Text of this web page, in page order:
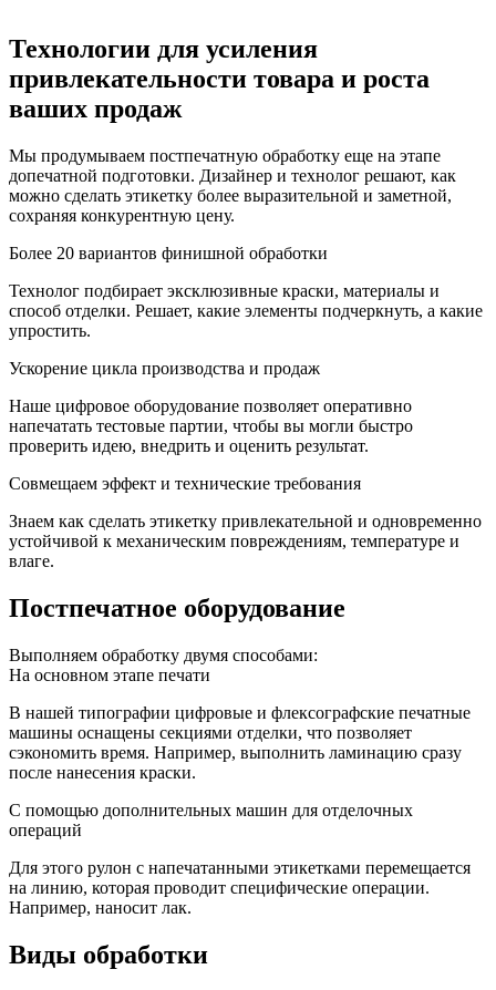
Технологии для усиления
привлекательности товара и роста
ваших продаж
Мы продумываем постпечатную обработку еще на этапе
допечатной подготовки. Дизайнер и технолог решают, как
можно сделать этикетку более выразительной и заметной,
сохраняя конкурентную цену.
Более 20 вариантов финишной обработки
Технолог подбирает эксклюзивные краски, материалы и
способ отделки. Решает, какие элементы подчеркнуть, а какие
упростить.
Ускорение цикла производства и продаж
Наше цифровое оборудование позволяет оперативно
напечатать тестовые партии, чтобы вы могли быстро
проверить идею, внедрить и оценить результат.
Совмещаем эффект и технические требования
Знаем как сделать этикетку привлекательной и одновременно
устойчивой к механическим повреждениям, температуре и
влаге.
Постпечатное оборудование
Выполняем обработку двумя способами:
На основном этапе печати
В нашей типографии цифровые и флексографские печатные
машины оснащены секциями отделки, что позволяет
сэкономить время. Например, выполнить ламинацию сразу
после нанесения краски.
С помощью дополнительных машин для отделочных
операций
Для этого рулон с напечатанными этикетками перемещается
на линию, которая проводит специфические операции.
Например, наносит лак.
Виды обработки